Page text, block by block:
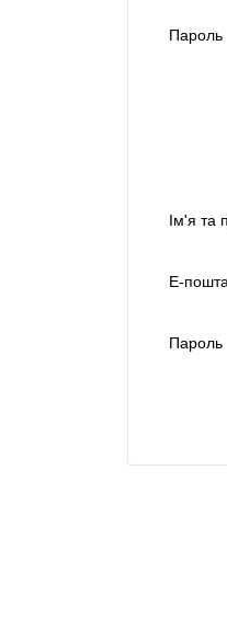
Пароль
Ім'я та
Е-пошта
Пароль